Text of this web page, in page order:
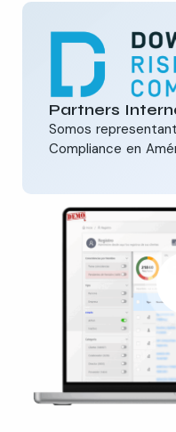
Partners
Somos
Compliance en